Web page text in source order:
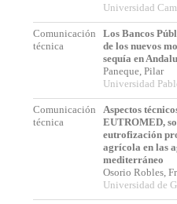
Universidad
Comunicación
técnica
Los Bancos
de los nuevos
sequía en
Paneque, Pilar
Universidad
Comunicación
técnica
Aspectos
EUTROMED,
eutrofización
agrícola en las
mediterráneo
Osorio Robles,
Universidad de